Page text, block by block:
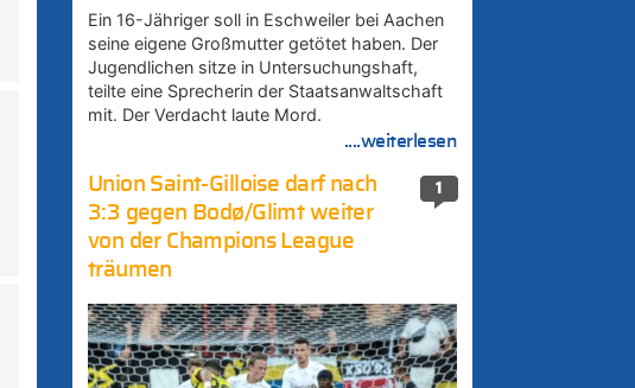
Ein 16-Jähriger soll in Eschweiler bei Aachen
seine eigene Großmutter getötet haben. Der
Jugendlichen sitze in Untersuchungshaft,
teilte eine Sprecherin der Staatsanwaltschaft
mit. Der Verdacht laute Mord.
....weiterlesen
1
Union Saint-Gilloise darf nach
3:3 gegen Bodø/Glimt weiter
von der Champions League
träumen